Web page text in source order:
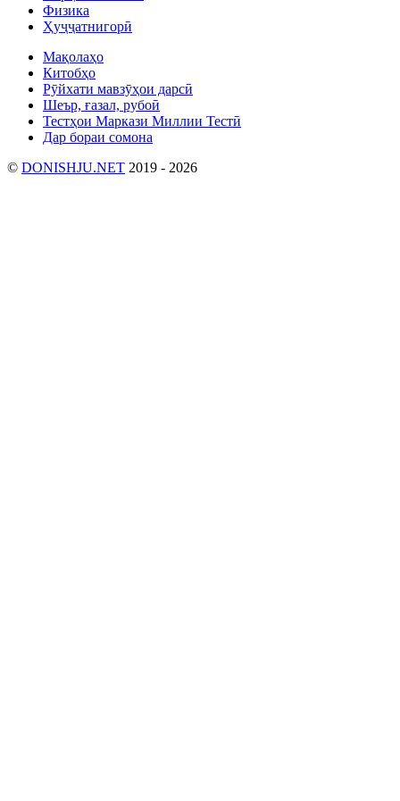
Физика
Ҳуҷҷатнигорӣ
Мақолаҳо
Китобҳо
Рӯйхати мавзӯҳои дарсӣ
Шеър, ғазал, рубоӣ
Тестҳои Маркази Миллии Тестӣ
Дар бораи сомона
© DONISHJU.NET 2019 - 2026